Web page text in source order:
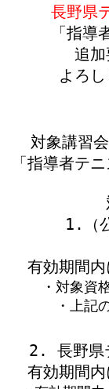
長野県
「指導
追加
よろ
対象講習会
「指導者テ
1.
テ
有効期間
・対象資
・上記
2.
長野県
有効期間